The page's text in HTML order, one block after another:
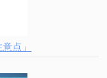
点」